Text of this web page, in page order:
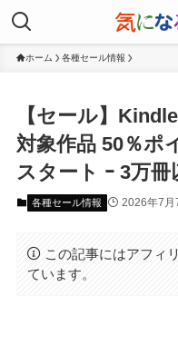
ホーム 各種セール情報
【セール】
対象作品 50％ポ
スタート ｰ 3万冊
各種セール情報 2026年7月
この記事にはアフィ
ています。